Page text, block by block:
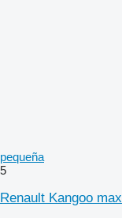
pequeña
5
Renault Kangoo